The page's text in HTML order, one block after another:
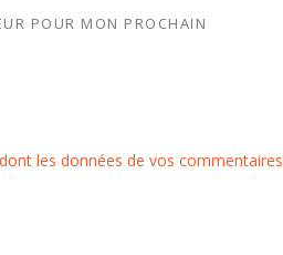
POUR MON PROCHAIN
les données de vos commentaires